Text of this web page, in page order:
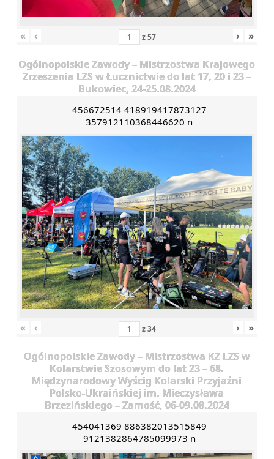
« ‹ z57 › »
Ogólnopolskie Zawody – Mistrzostwa Krajowego
Zrzeszenia LZS w Łucznictwie do lat 17, 20 i 23 –
Bukowiec, 24-25.08.2024
456672514 418919417873127
357912110368446620 n
« ‹ z34 › »
Ogólnopolskie Zawody – Mistrzostwa KZ LZS w
Kolarstwie Szosowym do lat 23 – 68.
Międzynarodowy Wyścig Kolarski Przyjaźni
Polsko-Ukraińskiej im. Mieczysława
Brzezińskiego – Zamość, 06-09.08.2024
454041369 886382013515849
9121382864785099973 n